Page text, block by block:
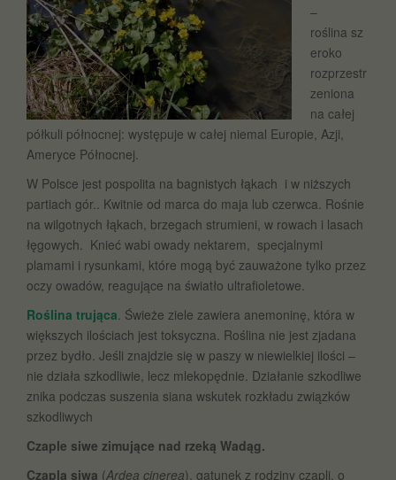
–
roślina sz
eroko
rozprzestr
zeniona
na całej
półkuli północnej: występuje w całej niemal Europie, Azji,
Ameryce Północnej.
W Polsce jest pospolita na bagnistych łąkach i w niższych
partiach gór.. Kwitnie od marca do maja lub czerwca. Rośnie
na wilgotnych łąkach, brzegach strumieni, w rowach i lasach
łęgowych. Knieć wabi owady nektarem, specjalnymi
plamami i rysunkami, które mogą być zauważone tylko przez
oczy owadów, reagujące na światło ultrafioletowe.
Roślina trująca. Świeże ziele zawiera anemoninę, która w
większych ilościach jest toksyczna. Roślina nie jest zjadana
przez bydło. Jeśli znajdzie się w paszy w niewielkiej ilości –
nie działa szkodliwie, lecz mlekopędnie. Działanie szkodliwe
znika podczas suszenia siana wskutek rozkładu związków
szkodliwych
Czaple siwe zimujące nad rzeką Wadąg.
Czapla siwa (Ardea cinerea), gatunek z rodziny czapli, o